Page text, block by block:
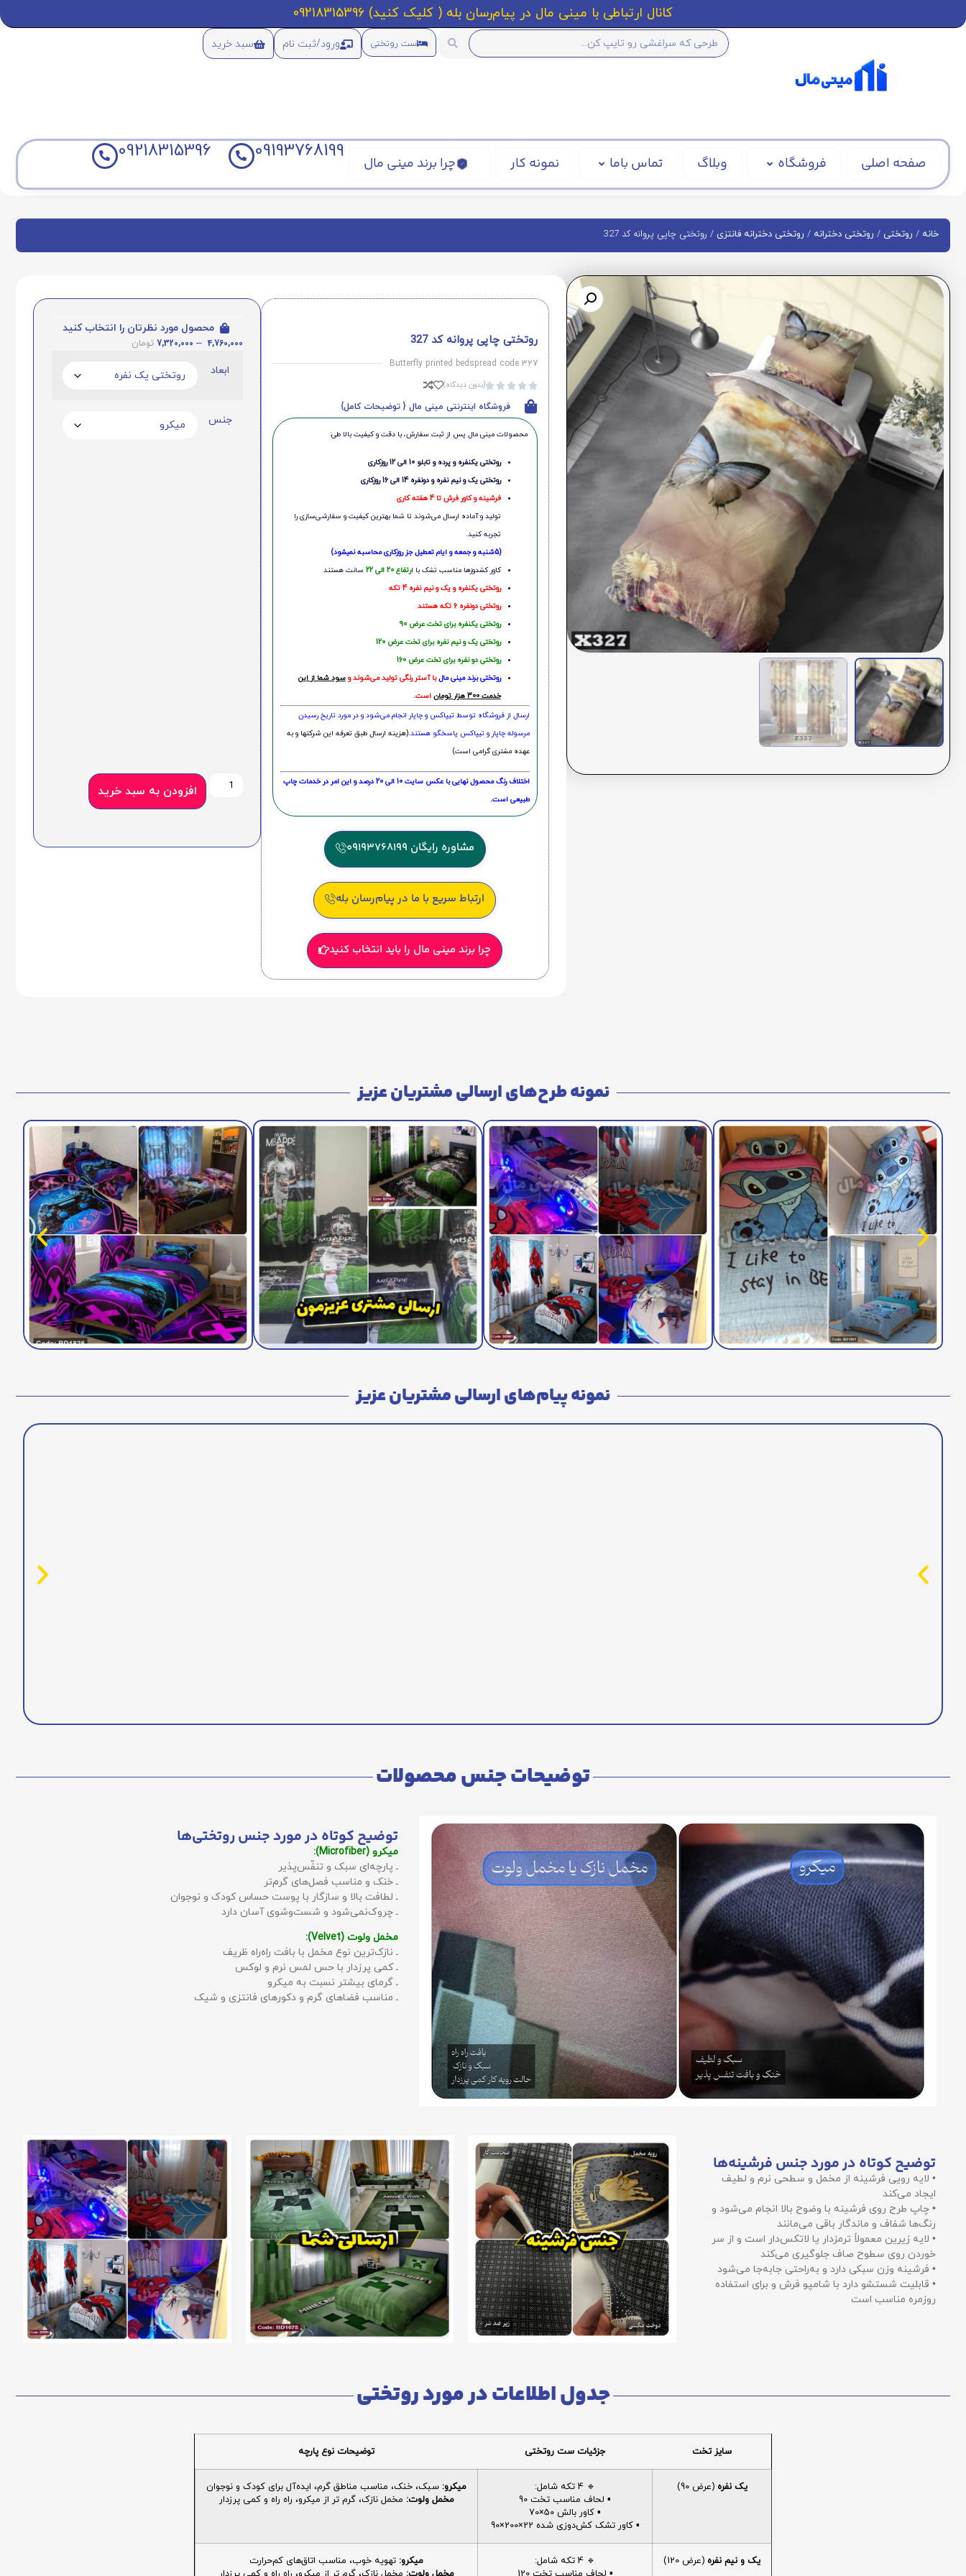
کانال ارتباطی با مینی مال در پیام‌رسان بله ( کلیک کنید) 09218315396
ست روتختی ورود/ثبت نام سبد خرید
صفحه اصلی فروشگاه وبلاگ تماس باما نمونه کار چرا برند مینی مال
09193768199
09218315396
خانه / روتختی / روتختی دخترانه / روتختی دخترانه فانتزی / روتختی چاپی پروانه کد 327
روتختی چاپی پروانه کد 327
Butterfly printed bedspread code 327




(بدون دیدگاه)
فروشگاه اینترنتی مینی مال { توضیحات کامل}
محصولات مینی‌ مال پس از ثبت سفارش، با دقت و کیفیت بالا طی:
روتختی یکنفره و پرده و تابلو 10 الی 12 روزکاری
روتختی یک و نیم نفره و دونفره 14 الی 16 روزکاری
فرشینه و کاور فرش تا 4 هفته کاری
تولید و آماده ارسال می‌شوند تا شما بهترین کیفیت و سفارشی‌سازی را
تجربه کنید.
(5شنبه و جمعه و ایام تعطیل جز روزکاری محاسبه نمیشود)
کاور کشدوزها مناسب تشک با ارتفاع 20 الی 22
سانت هستند
روتختی یکنفره و یک و نیم نفره 4 تکه
روتختی دونفره 6 تکه هستند
روتختی یکنفره برای تخت عرض 90
روتختی یک و نیم نفره برای تخت عرض 120
روتختی دو نفره برای تخت عرض 160
روتختی‌ برند مینی مالبا آستر رنگی تولید می‌شوند وسود شما از این
خدمت 300 هزار تومان
است.
ارسال از فروشگاه توسط تیپاکس و چاپار انجام می‌شود و در مورد تاریخ رسیدن
مرسوله چاپار و تیپاکس پاسخگو هستند.(هزینه ارسال طبق تعرفه این شرکتها و به
عهده مشتری گرامی است)
اختلاف رنگ محصول نهایی با عکس سایت 10 الی 20 درصد و این امر در خدمات چاپ
طبیعی است.
مشاوره رایگان 09193768199
ارتباط سریع با ما در پیام‌رسان بله
چرا برند مینی مال را باید انتخاب کنید
محصول مورد نظرتان را انتخاب کنید
4,760,000
–
7,320,000 تومان
ابعاد
جنس
افزودن به سبد خرید
نمونه طرح‌های ارسالی مشتریان عزیز
نمونه پیام‌های ارسالی مشتریان عزیز
توضیحات جنس محصولات
توضیح کوتاه در مورد جنس روتختی‌ها
میکرو (Microfiber):
ـ پارچه‌ای سبک و تنفّس‌پذیر
ـ خنک و مناسب فصل‌های گرم‌تر
ـ لطافت بالا و سازگار با پوست حساس کودک و نوجوان
ـ چروک‌نمی‌شود و شست‌وشوی آسان دارد
مخمل ولوت (Velvet):
ـ نازک‌ترین نوع مخمل با بافت راه‌راه ظریف
ـ کمی پرزدار با حس لمس نرم و لوکس
ـ گرمای بیشتر نسبت به میکرو
ـ مناسب فضاهای گرم و دکورهای فانتزی و شیک
توضیح کوتاه در مورد جنس فرشینه‌ها
• لایه رویی فرشینه از مخمل و سطحی نرم و لطیف
ایجاد می‌کند
• چاپ طرح روی فرشینه با وضوح بالا انجام می‌شود و
رنگ‌ها شفاف و ماندگار باقی می‌مانند
• لایه زیرین معمولاً ترمزدار یا لاتکس‌دار است و از سر
خوردن روی سطوح صاف جلوگیری می‌کند
• فرشینه وزن سبکی دارد و به‌راحتی جابه‌جا می‌شود
• قابلیت شستشو دارد با شامپو فرش و برای استفاده
روزمره مناسب است
جدول اطلاعات در مورد روتختی
سایز تخت جزئیات ست روتختی توضیحات نوع پارچه
یک نفره (عرض 90)
🔹 4 تکه شامل:
▪️ لحاف مناسب تخت 90
▪️ کاور بالش 50×70
▪️ کاور تشک کش‌دوزی شده 22×200×90
میکرو: سبک، خنک، مناسب مناطق گرم، ایده‌آل برای کودک و نوجوان
مخمل ولوت: مخمل نازک، گرم تر از میکرو، راه راه و کمی پرزدار
یک و نیم نفره (عرض 120)
🔹 4 تکه شامل:
میکرو: تهویه خوب، مناسب اتاق‌های کم‌حرارت